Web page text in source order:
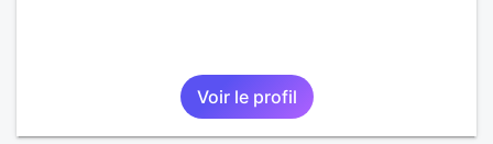
Voir le profil